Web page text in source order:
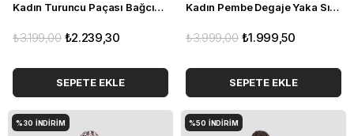
Kadın Turuncu Paçası Bağcık Detaylı Rahat Pantolon
₺2.239,30
₺3.199,00
SEPETE EKLE
Kadın Pembe Degaje Yaka Sırtı Çapraz Bantlı Midi Saten Elbise
₺1.999,50
₺3.999,00
SEPETE EKLE
%30 İNDIRIM %50 İNDIRIM